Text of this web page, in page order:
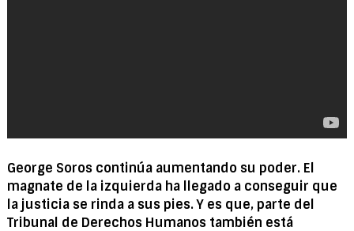
George Soros continúa aumentando su poder. El
magnate de la izquierda ha llegado a conseguir que
la justicia se rinda a sus pies. Y es que, parte del
Tribunal de Derechos Humanos también está